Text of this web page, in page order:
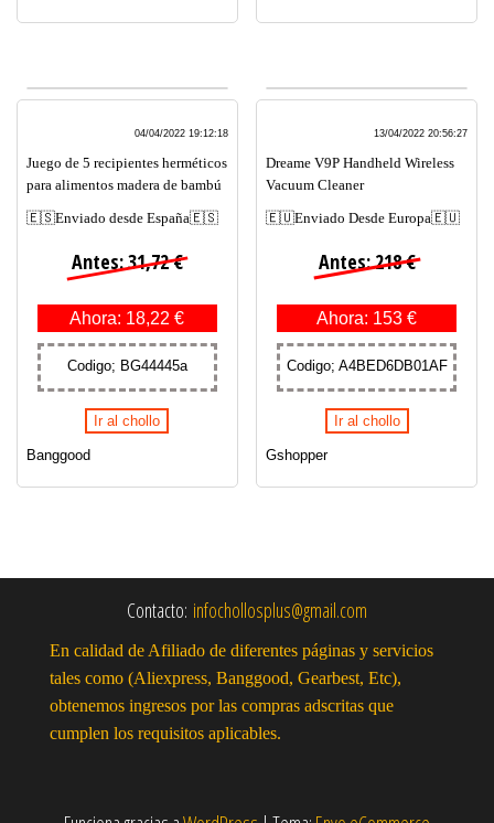
04/04/2022 19:12:18
Juego de 5 recipientes herméticos
para alimentos madera de bambú
🇪🇸Enviado desde España🇪🇸
Antes: 31,72 €
Ahora: 18,22 €
Codigo; BG44445a
Ir al chollo
Banggood
13/04/2022 20:56:27
Dreame V9P Handheld Wireless
Vacuum Cleaner
🇪🇺Enviado Desde Europa🇪🇺
Antes: 218 €
Ahora: 153 €
Codigo; A4BED6DB01AF
Ir al chollo
Gshopper
Contacto: infochollosplus@gmail.com
En calidad de Afiliado de diferentes páginas y servicios
tales como (Aliexpress, Banggood, Gearbest, Etc),
obtenemos ingresos por las compras adscritas que
cumplen los requisitos aplicables.